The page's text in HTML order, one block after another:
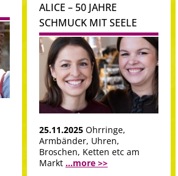
ALICE – 50 JAHRE
SCHMUCK MIT SEELE
25.11.2025 Ohrringe,
Armbänder, Uhren,
Broschen, Ketten etc am
Markt ...more >>